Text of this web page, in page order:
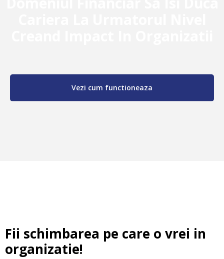
Vezi cum functioneaza
Fii schimbarea pe care o vrei in
organizatie!